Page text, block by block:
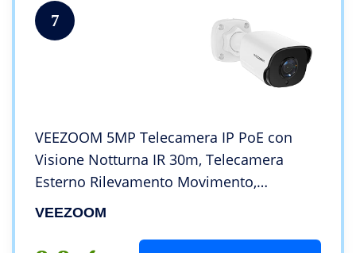
7
VEEZOOM 5MP Telecamera IP PoE con
Visione Notturna IR 30m, Telecamera
Esterno Rilevamento Movimento,
Impermeabile IP66, Supporto Audio e
VEEZOOM